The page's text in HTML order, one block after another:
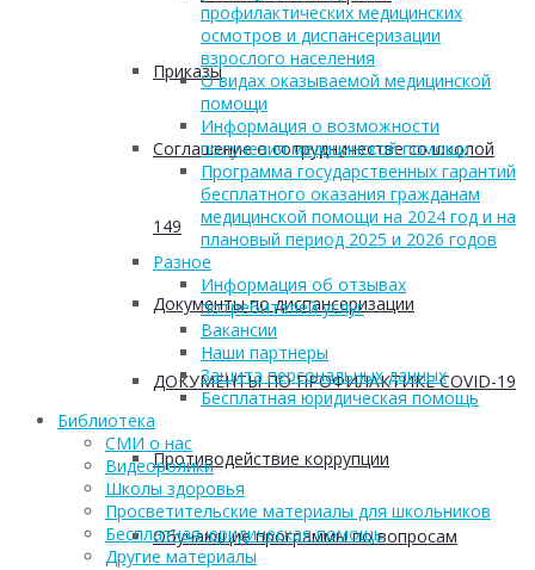
Приказы
Соглашение о сотрудничестве со школой
149
Документы по диспансеризации
ДОКУМЕНТЫ ПО ПРОФИЛАКТИКЕ COVID-19
Противодействие коррупции
Обучающие программы по вопросам
профилактических медицинских
осмотров и диспансеризации
взрослого населения
О видах оказываемой медицинской
помощи
Информация о возможности
получения медицинской помощи
Программа государственных гарантий
бесплатного оказания гражданам
медицинской помощи на 2024 год и на
плановый период 2025 и 2026 годов
Разное
Информация об отзывах
потребителей услуг
Вакансии
Наши партнеры
Защита персональных данных
Бесплатная юридическая помощь
Библиотека
СМИ о нас
Видеоролики
Школы здоровья
Просветительские материалы для школьников
Бесплатная юридическая помощь
Другие материалы